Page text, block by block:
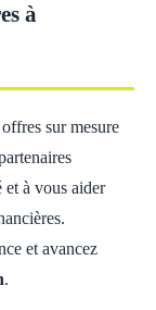
à
sur mesure
et à vous aider
et avancez
.